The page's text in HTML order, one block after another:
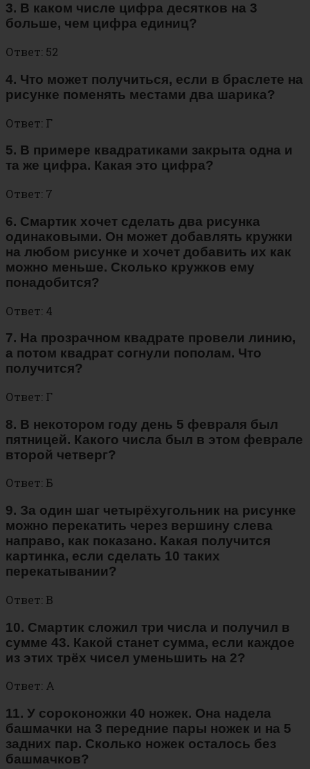
3. В каком числе цифра десятков на 3
больше, чем цифра единиц?
Ответ: 52
4. Что может получиться, если в браслете на
рисунке поменять местами два шарика?
Ответ: Г
5. В примере квадратиками закрыта одна и
та же цифра. Какая это цифра?
Ответ: 7
6. Смартик хочет сделать два рисунка
одинаковыми. Он может добавлять кружки
на любом рисунке и хочет добавить их как
можно меньше. Сколько кружков ему
понадобится?
Ответ: 4
7. На прозрачном квадрате провели линию,
а потом квадрат согнули пополам. Что
получится?
Ответ: Г
8. В некотором году день 5 февраля был
пятницей. Какого числа был в этом феврале
второй четверг?
Ответ: Б
9. За один шаг четырёхугольник на рисунке
можно перекатить через вершину слева
направо, как показано. Какая получится
картинка, если сделать 10 таких
перекатывании?
Ответ: В
10. Смартик сложил три числа и получил в
сумме 43. Какой станет сумма, если каждое
из этих трёх чисел уменьшить на 2?
Ответ: А
11. У сороконожки 40 ножек. Она надела
башмачки на 3 передние пары ножек и на 5
задних пар. Сколько ножек осталось без
башмачков?